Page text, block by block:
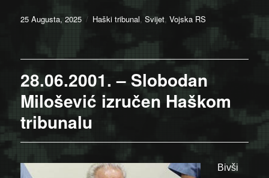
Posted
25 Augusta, 2025 Categories
Haški tribunal,Svijet,Vojska RS
28.06.2001. – Slobodan
Milošević izručen Haškom
tribunalu
Bivši